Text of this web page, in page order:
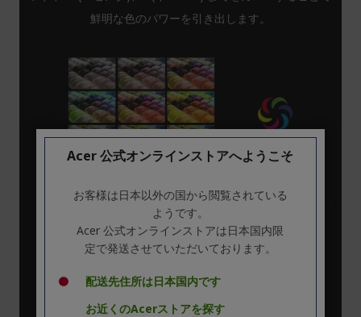
鮮明な色のパワーを引き出します。
Acer Display Widget
（エイサーディスプレイウィジェッ
ト）
Acer 公式オンラインストアへようこそ
お客様は日本以外の国から閲覧されている
ようです。
Acer 公式オンラインストアは日本国内限
定で発送させていただいております。
配送先住所は日本国内です
お近くのAcerストアを探す